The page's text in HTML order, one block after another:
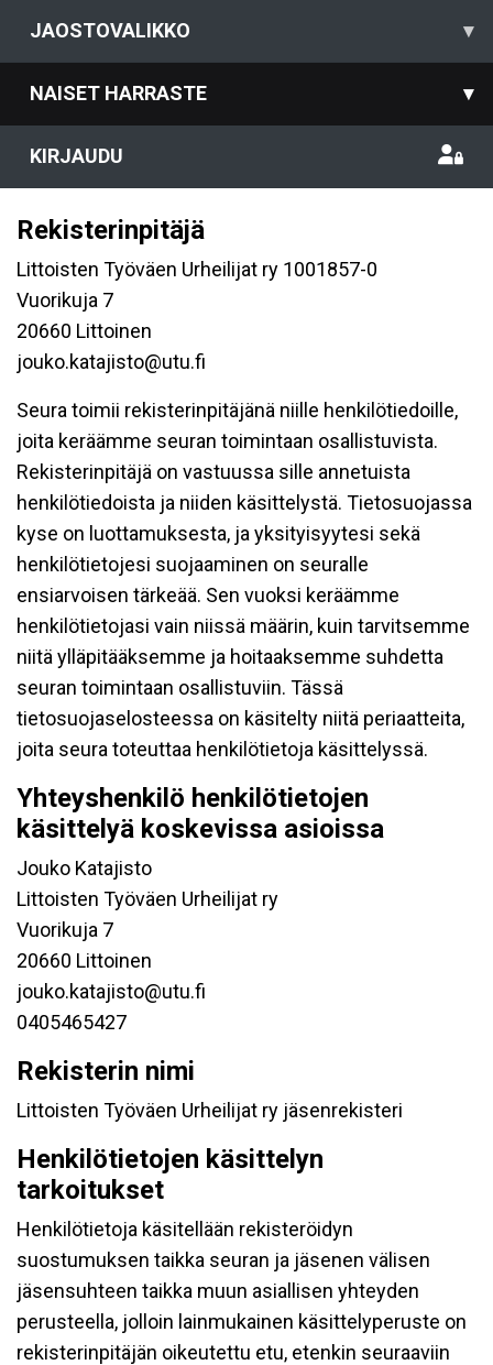
JAOSTOVALIKKO ▾
NAISET HARRASTE ▾
KIRJAUDU
Rekisterinpitäjä
Littoisten Työväen Urheilijat ry 1001857-0
Vuorikuja 7
20660 Littoinen
jouko.katajisto@utu.fi
Seura toimii rekisterinpitäjänä niille henkilötiedoille,
joita keräämme seuran toimintaan osallistuvista.
Rekisterinpitäjä on vastuussa sille annetuista
henkilötiedoista ja niiden käsittelystä. Tietosuojassa
kyse on luottamuksesta, ja yksityisyytesi sekä
henkilötietojesi suojaaminen on seuralle
ensiarvoisen tärkeää. Sen vuoksi keräämme
henkilötietojasi vain niissä määrin, kuin tarvitsemme
niitä ylläpitääksemme ja hoitaaksemme suhdetta
seuran toimintaan osallistuviin. Tässä
tietosuojaselosteessa on käsitelty niitä periaatteita,
joita seura toteuttaa henkilötietoja käsittelyssä.
Yhteyshenkilö henkilötietojen
käsittelyä koskevissa asioissa
Jouko Katajisto
Littoisten Työväen Urheilijat ry
Vuorikuja 7
20660 Littoinen
jouko.katajisto@utu.fi
0405465427
Rekisterin nimi
Littoisten Työväen Urheilijat ry jäsenrekisteri
Henkilötietojen käsittelyn
tarkoitukset
Henkilötietoja käsitellään rekisteröidyn
suostumuksen taikka seuran ja jäsenen välisen
jäsensuhteen taikka muun asiallisen yhteyden
perusteella, jolloin lainmukainen käsittelyperuste on
rekisterinpitäjän oikeutettu etu, etenkin seuraaviin